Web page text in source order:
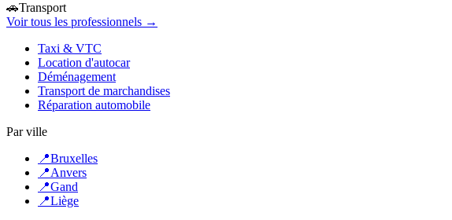
🚗Transport
Voir tous les professionnels →
Taxi & VTC
Location d'autocar
Déménagement
Transport de marchandises
Réparation automobile
Par ville
📍Bruxelles
📍Anvers
📍Gand
📍Liège